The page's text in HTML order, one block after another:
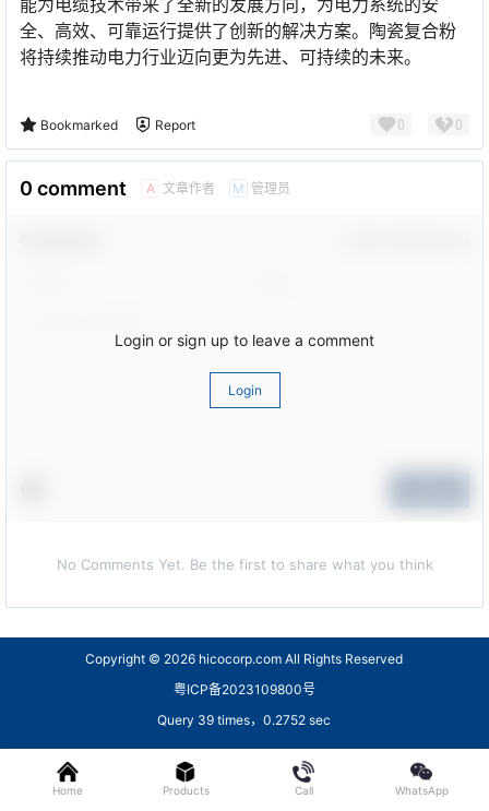
能为电缆技术带来了全新的发展方向，为电力系统的安
全、高效、可靠运行提供了创新的解决方案。陶瓷复合粉
将持续推动电力行业迈向更为先进、可持续的未来。
Bookmarked Report 0 0
0 comment A 文章作者 M 管理员
Login or sign up to leave a comment
Login
No Comments Yet. Be the first to share what you think
Copyright © 2026 hicocorp.com All Rights Reserved
粤ICP备2023109800号
Query 39 times，0.2752 sec
Home Products Call WhatsApp